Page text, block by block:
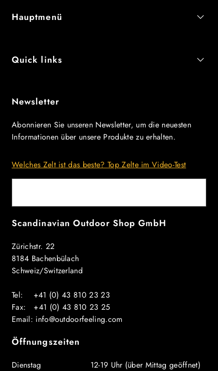
Hauptmenü
Quick links
Newsletter
Abonnieren Sie unseren Newsletter, um die neuesten
Informationen über unsere Produkte zu erhalten.
Welches Zelt ist das beste? Top Zelte im Video-Test
Scandinavian Outdoor Shop GmbH
Zürichstr. 22
8184 Bachenbülach
Schweiz/Switzerland
Tel: +41 (0) 43 810 23 23
Fax: +41 (0) 43 810 23 25
Email: info@outdoorfeeling.com
Öffnungszeiten
Dienstag 12-19 Uhr (über Mittag geöffnet)